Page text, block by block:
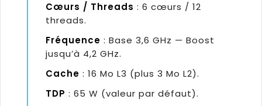
Cœurs / Threads : 6 cœurs / 12
threads.
Fréquence : Base 3,6 GHz — Boost
jusqu’à 4,2 GHz.
Cache : 16 Mo L3 (plus 3 Mo L2).
TDP : 65 W (valeur par défaut).